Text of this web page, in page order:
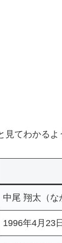
てわかるよ
中尾 翔太（な
1996年4月23日